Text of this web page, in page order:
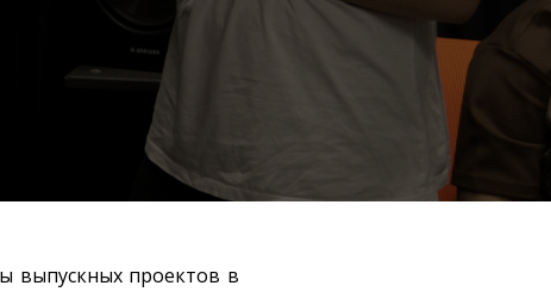
выпускных проектов в